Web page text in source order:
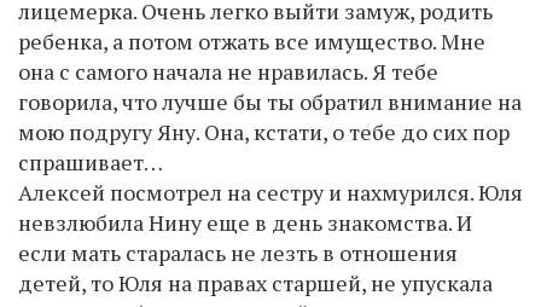
лицемерка. Очень легко выйти замуж, родить
ребенка, а потом отжать все имущество. Мне
она с самого начала не нравилась. Я тебе
говорила, что лучше бы ты обратил внимание на
мою подругу Яну. Она, кстати, о тебе до сих пор
спрашивает…
Алексей посмотрел на сестру и нахмурился. Юля
невзлюбила Нину еще в день знакомства. И
если мать старалась не лезть в отношения
детей, то Юля на правах старшей, не упускала